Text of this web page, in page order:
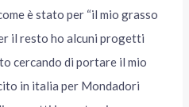
è stato per “il mio grasso
il resto ho alcuni progetti
cercando di portare il mio
in italia per Mondadori